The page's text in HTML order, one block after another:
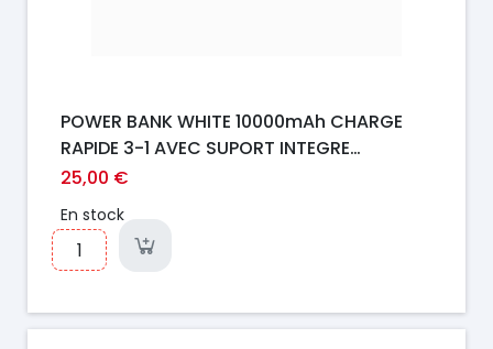
POWER BANK WHITE 10000mAh CHARGE
RAPIDE 3-1 AVEC SUPORT INTEGRE
KEEPHONE
25,00 €
En stock